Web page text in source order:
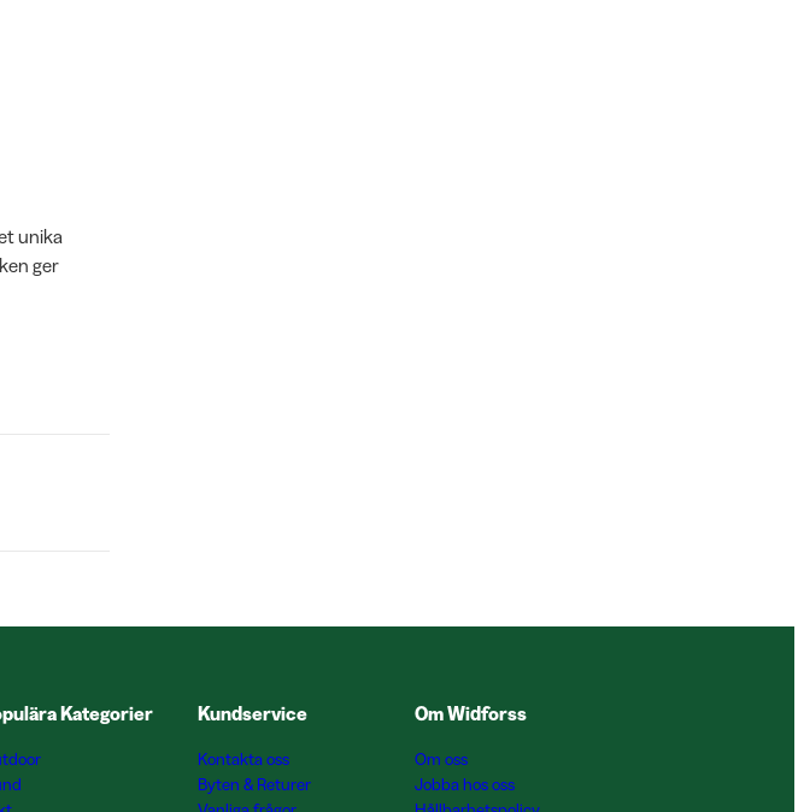
unika
ger
Kategorier Kundservice
Kontakta oss
Byten & Returer
Om Widforss
Om oss
Jobba hos oss